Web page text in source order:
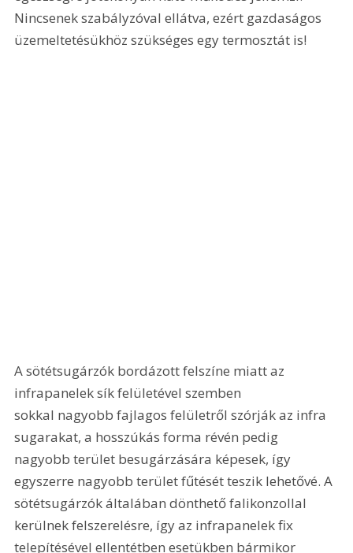
Nincsenek szabályzóval ellátva, ezért gazdaságos
üzemeltetésükhöz szükséges egy termosztát is!
A sötétsugárzók bordázott felszíne miatt az
infrapanelek sík felületével szemben
sokkal nagyobb fajlagos felületről szórják az infra
sugarakat, a hosszúkás forma révén pedig
nagyobb terület besugárzására képesek, így
egyszerre nagyobb terület fűtését teszik lehetővé. A
sötétsugárzók általában dönthető falikonzollal
kerülnek felszerelésre, így az infrapanelek fix
telepítésével ellentétben esetükben bármikor